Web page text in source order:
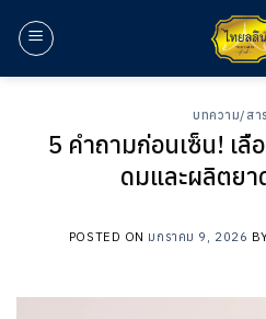
บทความ/สา
5 คำถามก่อนเซ็น! เลื
ดมและผลิตยา
POSTED ON มกราคม 9, 2026